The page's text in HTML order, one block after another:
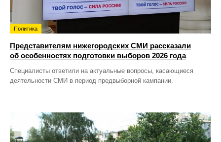
Политика
Представителям нижегородских СМИ рассказали
об особенностях подготовки выборов 2026 года
Специалисты ответили на актуальные вопросы, касающиеся
деятельности СМИ в период предвыборной кампании.